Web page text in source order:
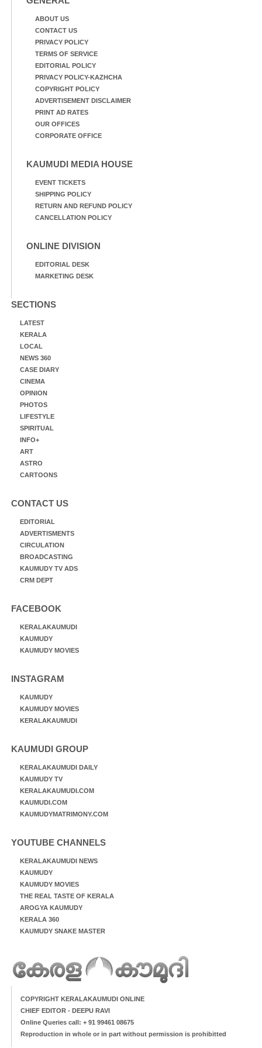
ABOUT US
CONTACT US
PRIVACY POLICY
TERMS OF SERVICE
EDITORIAL POLICY
PRIVACY POLICY-KAZHCHA
COPYRIGHT POLICY
ADVERTISEMENT DISCLAIMER
PRINT AD RATES
OUR OFFICES
CORPORATE OFFICE
KAUMUDI MEDIA HOUSE
EVENT TICKETS
SHIPPING POLICY
RETURN AND REFUND POLICY
CANCELLATION POLICY
ONLINE DIVISION
EDITORIAL DESK
MARKETING DESK
SECTIONS
LATEST
KERALA
LOCAL
NEWS 360
CASE DIARY
CINEMA
OPINION
PHOTOS
LIFESTYLE
SPIRITUAL
INFO+
ART
ASTRO
CARTOONS
CONTACT US
EDITORIAL
ADVERTISMENTS
CIRCULATION
BROADCASTING
KAUMUDY TV ADS
CRM DEPT
FACEBOOK
KERALAKAUMUDI
KAUMUDY
KAUMUDY MOVIES
INSTAGRAM
KAUMUDY
KAUMUDY MOVIES
KERALAKAUMUDI
KAUMUDI GROUP
KERALAKAUMUDI DAILY
KAUMUDY TV
KERALAKAUMUDI.COM
KAUMUDI.COM
KAUMUDYMATRIMONY.COM
YOUTUBE CHANNELS
KERALAKAUMUDI NEWS
KAUMUDY
KAUMUDY MOVIES
THE REAL TASTE OF KERALA
AROGYA KAUMUDY
KERALA 360
KAUMUDY SNAKE MASTER
COPYRIGHT KERALAKAUMUDI ONLINE
CHIEF EDITOR - DEEPU RAVI
Online Queries call: + 91 99461 08675
Reproduction in whole or in part without permission is prohibitted